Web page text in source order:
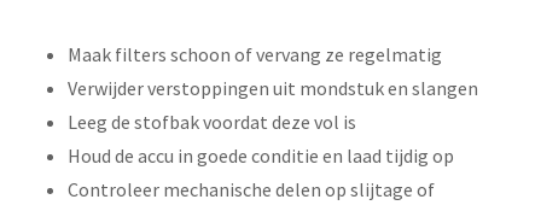
Maak filters schoon of vervang ze regelmatig
Verwijder verstoppingen uit mondstuk en slangen
Leeg de stofbak voordat deze vol is
Houd de accu in goede conditie en laad tijdig op
Controleer mechanische delen op slijtage of